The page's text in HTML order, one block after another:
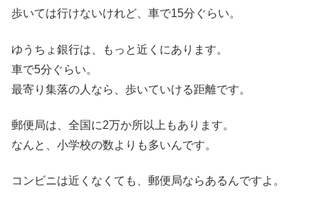
歩いては行けないけれど、車で15分ぐらい。
ゆうちょ銀行は、もっと近くにあります。
車で5分ぐらい。
最寄り集落の人なら、歩いていける距離です。
郵便局は、全国に2万か所以上もあります。
なんと、小学校の数よりも多いんです。
コンビニは近くなくても、郵便局ならあるんですよ。